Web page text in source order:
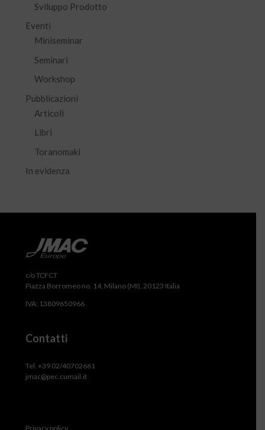
Sviluppo Prodotto
Eventi
Miniseminar
Seminari
Workshop
Pubblicazioni
Articoli
Libri
Toranomaki
In evidenza
c/o TCFCT
Piazza Borromeo no. 14, Milano (MI), 20123 Italia
IVA: 13809650966
Contatti
Tel. +39 02/40702661
jmac@pec.cumail.it
Privacy policy